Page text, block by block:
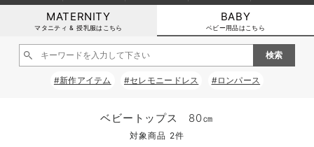
新生児服全て
ツーウェイオール・2WAYオール（新生児）
ベビー服全て
ロンパース・カバーオール
シーズンアイテム全て
ベビー・新生児 寝具全て
ベビーベッド・布団 （ベビー・新生児）
ベビー 雑貨全て
ベビーチェア（ハイローチェア）・ベビーラック
お出かけグッズ全て
ベビー｜季節の特集全て
猛暑からベビーを守るひんやりグッズ
アウトレット全て
【アウトレット】ワンピース
特集全て
抗菌防臭加工
再入荷全て
再入荷｜インナー
戻る
送料無料アイテム全て
ワンピース
戻る
ブラキャミ おまとめ
戻る
【37周年祭セール】
【37周年祭セール】
戻る
気温差別オススメア
【15℃】3月下旬～
戻る
動きやすく着回しで
戻る
強撚スムース(コスパ
戻る
マタニティウェア
【おまとめ割】パジ
戻る
こだわりの履き心地
カジュアル
戻る
ジャケット派
戻る
出産準備応援割全て
マタニティパジャマ
戻る
【オフィスカジュア
戻る
レギンスタイプ
戻る
【フォーマル】ワン
戻る
【ベビー】長袖
戻る
ハンカチ
戻る
快適ウェア10%OFF
戻る
春のマタニティワン
セットアップ・ レイ
戻る
Gift Selection 出産
〜3,000円（税込）
戻る
冬の冷え対策インナ
薄くてあったか
戻る
入院準備の持ち物チ
入院してすぐ使うグ
戻る
冬のあったか特集全て
【冬のあったか特集
MATERNITY
マタニティ & 授乳服はこちら
BABY
ベビー用品はこちら
#新作アイテム #セレモニードレス #ロンパース
ベビートップス 80㎝
対象商品 2件
カートに入れる
閉じる